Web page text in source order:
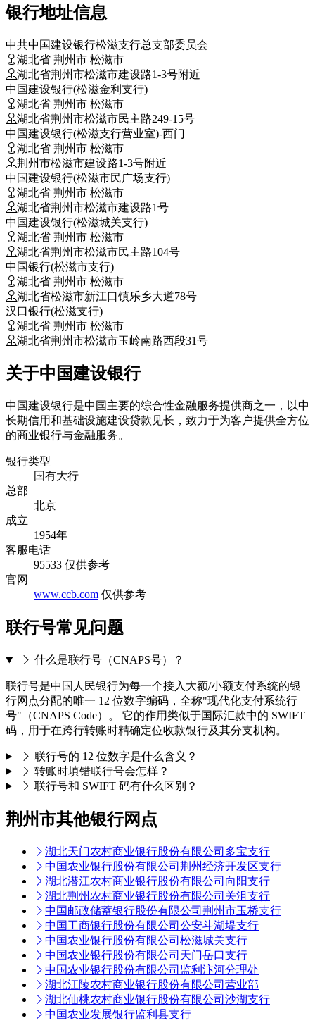
银行地址信息
中共中国建设银行松滋支行总支部委员会
湖北省 荆州市 松滋市
湖北省荆州市松滋市建设路1-3号附近
中国建设银行(松滋金利支行)
湖北省 荆州市 松滋市
湖北省荆州市松滋市民主路249-15号
中国建设银行(松滋支行营业室)-西门
湖北省 荆州市 松滋市
荆州市松滋市建设路1-3号附近
中国建设银行(松滋市民广场支行)
湖北省 荆州市 松滋市
湖北省荆州市松滋市建设路1号
中国建设银行(松滋城关支行)
湖北省 荆州市 松滋市
湖北省荆州市松滋市民主路104号
中国银行(松滋市支行)
湖北省 荆州市 松滋市
湖北省松滋市新江口镇乐乡大道78号
汉口银行(松滋支行)
湖北省 荆州市 松滋市
湖北省荆州市松滋市玉岭南路西段31号
关于中国建设银行
中国建设银行是中国主要的综合性金融服务提供商之一，以中
长期信用和基础设施建设贷款见长，致力于为客户提供全方位
的商业银行与金融服务。
银行类型
国有大行
总部
北京
成立
1954年
客服电话
95533 仅供参考
官网
www.ccb.com 仅供参考
联行号常见问题
什么是联行号（CNAPS号）？
联行号是中国人民银行为每一个接入大额/小额支付系统的银
行网点分配的唯一 12 位数字编码，全称"现代化支付系统行
号"（CNAPS Code）。 它的作用类似于国际汇款中的 SWIFT
码，用于在跨行转账时精确定位收款银行及其分支机构。
联行号的 12 位数字是什么含义？
转账时填错联行号会怎样？
联行号和 SWIFT 码有什么区别？
荆州市其他银行网点
湖北天门农村商业银行股份有限公司多宝支行
中国农业银行股份有限公司荆州经济开发区支行
湖北潜江农村商业银行股份有限公司向阳支行
湖北荆州农村商业银行股份有限公司关沮支行
中国邮政储蓄银行股份有限公司荆州市玉桥支行
中国工商银行股份有限公司公安斗湖堤支行
中国农业银行股份有限公司松滋城关支行
中国农业银行股份有限公司天门岳口支行
中国农业银行股份有限公司监利汴河分理处
湖北江陵农村商业银行股份有限公司营业部
湖北仙桃农村商业银行股份有限公司沙湖支行
中国农业发展银行监利县支行